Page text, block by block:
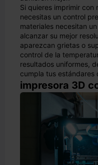
Si quieres imprimir con
necesitas un control
materiales necesitan
alcanzar su mejor
aparezcan grietas o
control de la
resultados uniformes,
cumpla tus estándares
impresora 3D